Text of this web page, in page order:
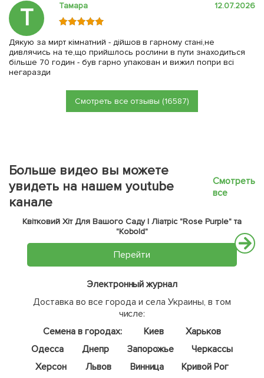
Т Тамара 12.07.2026
Дякую за мирт кімнатний - дійшов в гарному стані,не
дивлячись на те,що прийшлось рослини в пути знаходиться
більше 70 годин - був гарно упакован и вижил попри всі
негаразди
Смотреть все отзывы (16587)
Больше видео вы можете
увидеть на нашем youtube
канале
Смотреть
все
Квітковий Хіт Для Вашого Саду | Ліатріс "Rose Purple" та
"Kobold"
Перейти
Электронный журнал
Доставка во все города и села Украины, в том
числе:
Семена в городах:
Киев
Харьков
Одесса
Днепр Запорожье
Черкассы
Херсон
Львов Винница
Кривой Рог